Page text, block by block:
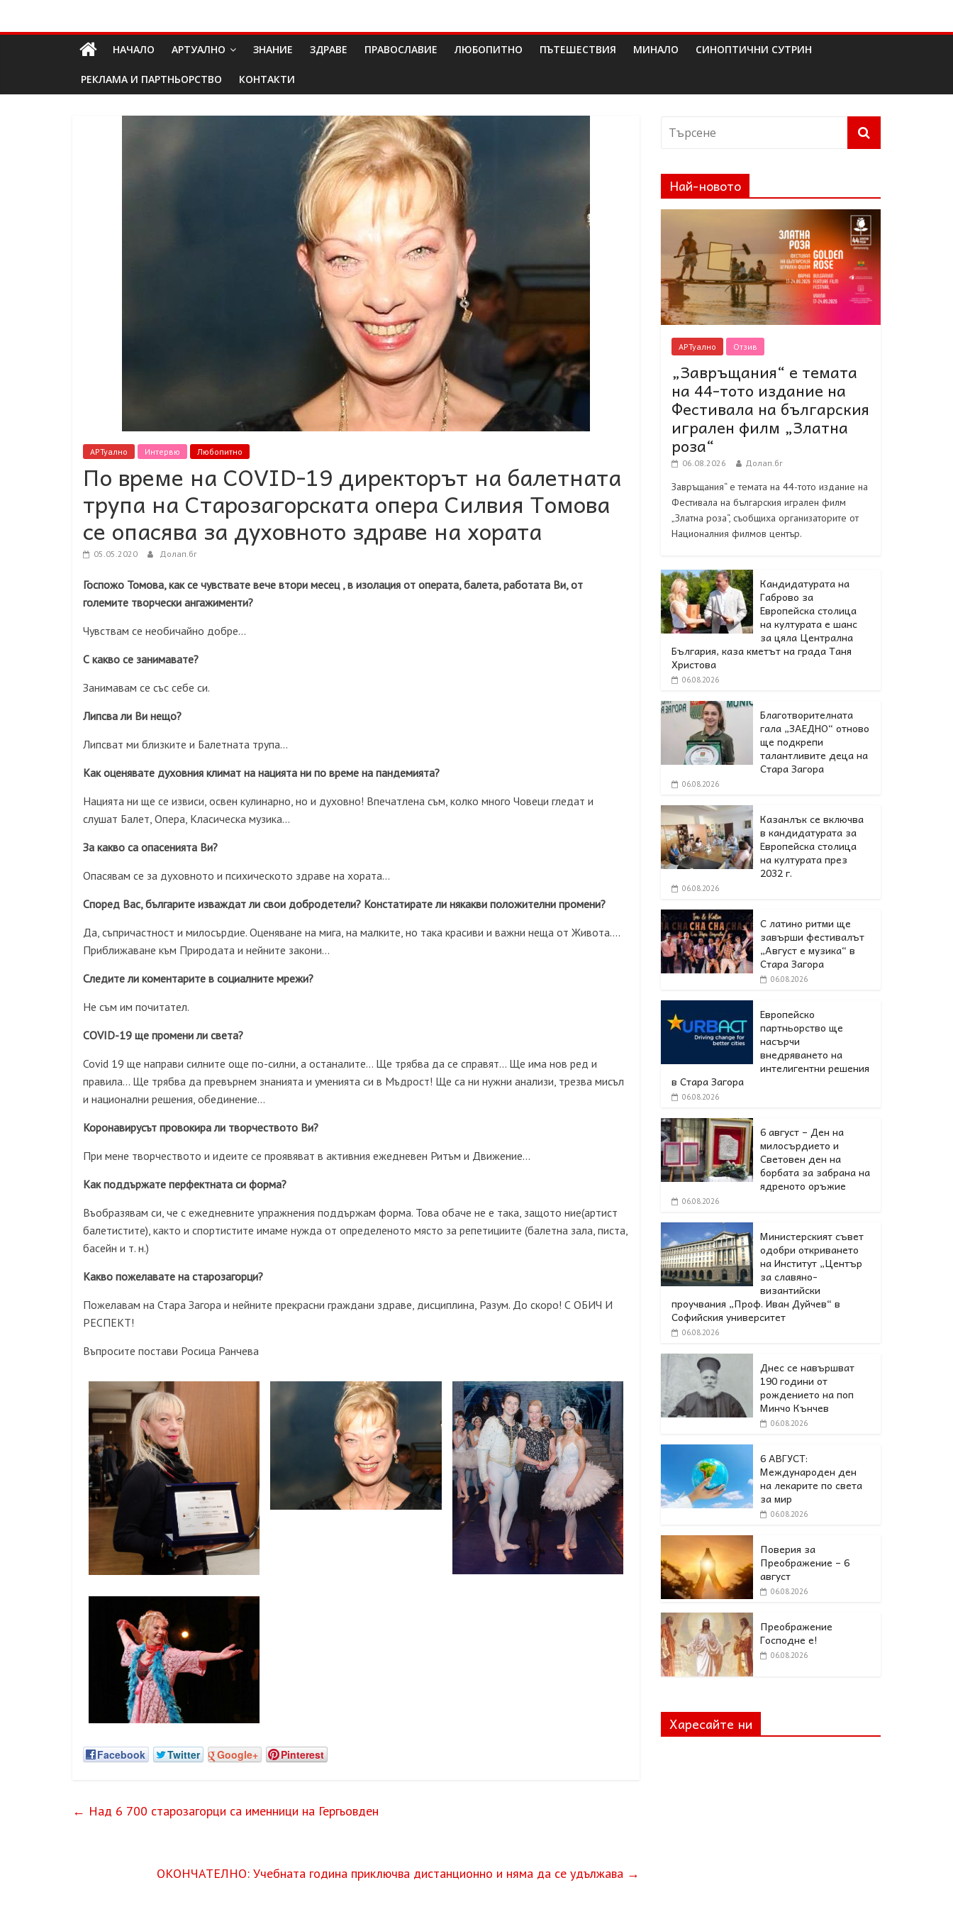
Долап
БГ
изкуство|
НАЧАЛО АРТУАЛНО ЗНАНИЕ ЗДРАВЕ ПРАВОСЛАВИЕ ЛЮБОПИТНО ПЪТЕШЕСТВИЯ МИНАЛО СИНОПТИЧНИ СУТРИН
РЕКЛАМА И ПАРТНЬОРСТВО КОНТАКТИ
АРТуално Интервю Любопитно
По време на COVID-19 директорът на балетната
трупа на Старозагорската опера Силвия Томова
се опасява за духовното здраве на хората
05.05.2020 Долап.бг
Госпожо Томова, как се чувствате вече втори месец , в изолация от операта, балета, работата Ви, от
големите творчески ангажименти?
Чувствам се необичайно добре…
С какво се занимавате?
Занимавам се със себе си.
Липсва ли Ви нещо?
Липсват ми близките и Балетната трупа…
Как оценявате духовния климат на нацията ни по време на пандемията?
Нацията ни ще се извиси, освен кулинарно, но и духовно! Впечатлена съм, колко много Човеци гледат и
слушат Балет, Опера, Класическа музика…
За какво са опасенията Ви?
Опасявам се за духовното и психическото здраве на хората…
Според Вас, българите изваждат ли свои добродетели? Констатирате ли някакви положителни промени?
Да, съпричастност и милосърдие. Оценяване на мига, на малките, но така красиви и важни неща от Живота….
Приближаване към Природата и нейните закони…
Следите ли коментарите в социалните мрежи?
Не съм им почитател.
COVID-19 ще промени ли света?
Covid 19 ще направи силните още по-силни, а останалите… Ще трябва да се справят… Ще има нов ред и
правила… Ще трябва да превърнем знанията и уменията си в Мъдрост! Ще са ни нужни анализи, трезва мисъл
и национални решения, обединение…
Коронавирусът провокира ли творчеството Ви?
При мене творчеството и идеите се проявяват в активния ежедневен Ритъм и Движение…
Как поддържате перфектната си форма?
Въобразявам си, че с ежедневните упражнения поддържам форма. Това обаче не е така, защото ние(артист
балетистите), както и спортистите имаме нужда от определеното място за репетициите (балетна зала, писта,
басейн и т. н.)
Какво пожелавате на старозагорци?
Пожелавам на Стара Загора и нейните прекрасни граждани здраве, дисциплина, Разум. До скоро! С ОБИЧ И
РЕСПЕКТ!
Въпросите постави Росица Ранчева
Facebook Twitter Google+ Pinterest
← Над 6 700 старозагорци са именници на Гергьовден
ОКОНЧАТЕЛНО: Учебната година приключва дистанционно и няма да се удължава →
Най-новото
АРТуално Отзив
„Завръщания“ е темата
на 44-тото издание на
Фестивала на българския
игрален филм „Златна
роза“
06.08.2026 Долап.бг
Завръщания“ е темата на 44-тото издание на
Фестивала на българския игрален филм
„Златна роза“, съобщиха организаторите от
Националния филмов център.
Кандидатурата на
Габрово за
Европейска столица
на културата е шанс
за цяла Централна
България, каза кметът на града Таня
Христова
06.08.2026
Благотворителната
гала „ЗАЕДНО“ отново
ще подкрепи
талантливите деца на
Стара Загора
06.08.2026
Казанлък се включва
в кандидатурата за
Европейска столица
на културата през
2032 г.
06.08.2026
С латино ритми ще
завърши фестивалът
„Август е музика“ в
Стара Загора
06.08.2026
Европейско
партньорство ще
насърчи
внедряването на
интелигентни решения
в Стара Загора
06.08.2026
6 август – Ден на
милосърдието и
Световен ден на
борбата за забрана на
ядреното оръжие
06.08.2026
Министерският съвет
одобри откриването
на Институт „Център
за славяно-
византийски
проучвания „Проф. Иван Дуйчев“ в
Софийския университет
06.08.2026
Днес се навършват
190 години от
рождението на поп
Минчо Кънчев
06.08.2026
6 АВГУСТ:
Международен ден
на лекарите по света
за мир
06.08.2026
Поверия за
Преображение – 6
август
06.08.2026
Преображение
Господне е!
06.08.2026
Харесайте ни